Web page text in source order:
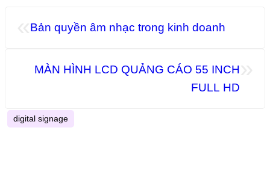
Bản quyền âm nhạc trong kinh doanh
MÀN HÌNH LCD QUẢNG CÁO 55 INCH
FULL HD
digital signage